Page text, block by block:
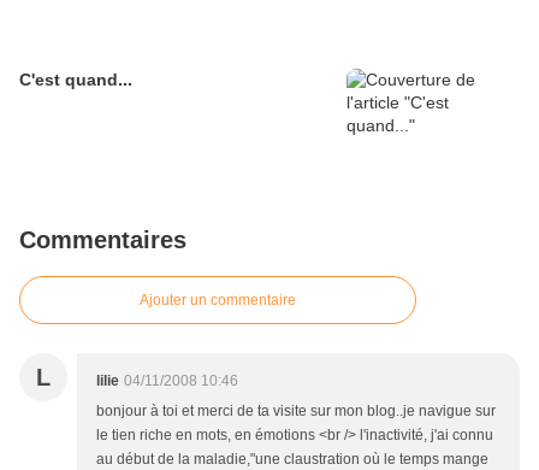
C'est quand...
Commentaires
Ajouter un commentaire
L lilie 04/11/2008 10:46
bonjour à toi et merci de ta visite sur mon blog..je navigue sur
le tien riche en mots, en émotions <br /> l'inactivité, j'ai connu
au début de la maladie,"une claustration où le temps mange